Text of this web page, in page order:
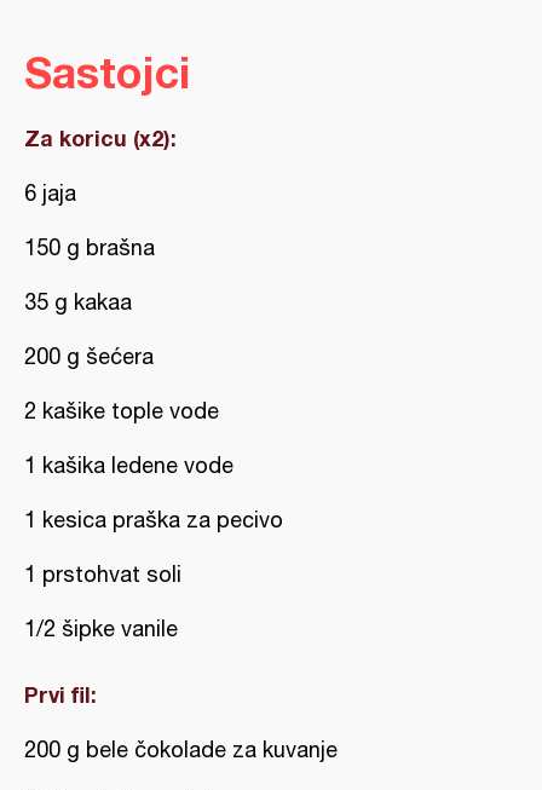
Sastojci
Za koricu (x2):
6 jaja
150 g brašna
35 g kakaa
200 g šećera
2 kašike tople vode
1 kašika ledene vode
1 kesica praška za pecivo
1 prstohvat soli
1/2 šipke vanile
Prvi fil:
200 g bele čokolade za kuvanje